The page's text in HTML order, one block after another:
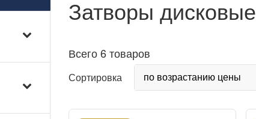
Затворы дисковые
Всего 6 товаров
Сортировка по возрастанию цены